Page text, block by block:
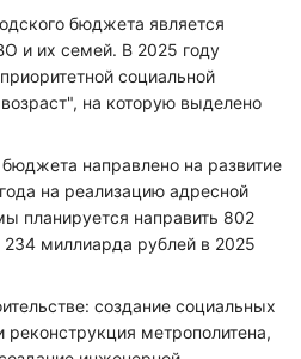
бюджета является
и их семей. В 2025 году
социальной
на которую выделено
направлено на развитие
на реализацию адресной
планируется направить 802
миллиарда рублей в 2025
создание социальных
реконструкция метрополитена,